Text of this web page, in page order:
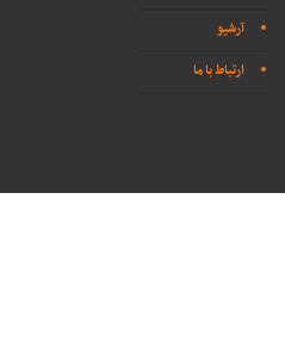
آرشیو
ارتباط با ما